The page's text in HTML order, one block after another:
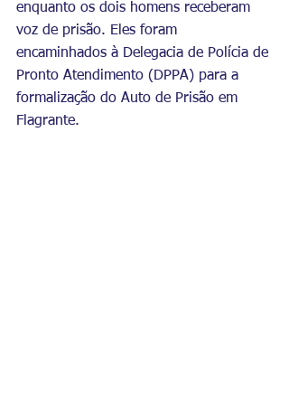
enquanto os dois homens receberam
voz de prisão. Eles foram
encaminhados à Delegacia de Polícia de
Pronto Atendimento (DPPA) para a
formalização do Auto de Prisão em
Flagrante.